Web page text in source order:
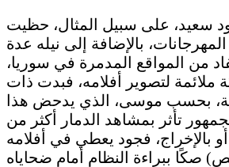
سعيد، على سبيل المثال، حظيت
بالإضافة إلى نيله عدة
من المواقع المدمرة في سوريا،
ملائمة لتصوير أفلامه، فبدت ذات
بحسب موسى، الذي يدحض هذا
تأثر بمشاهد الدمار أكثر من
أو بالإخراج، فجود يعطي في أفلامه